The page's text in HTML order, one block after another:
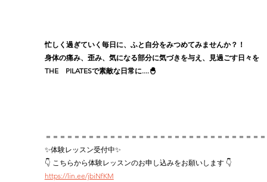
忙しく過ぎていく毎日に、ふと自分をみつめてみませんか？！
身体の痛み、歪み、気になる部分に気づきを与え、見過ごす日々を
THE　PILATESで素敵な日常に....🐣
＝＝＝＝＝＝＝＝＝＝＝＝＝＝＝＝＝＝＝＝＝＝＝＝＝＝＝＝＝＝
✨体験レッスン受付中✨
👇 こちらから体験レッスンのお申し込みをお願いします 👇
https://lin.ee/jbiNfKM